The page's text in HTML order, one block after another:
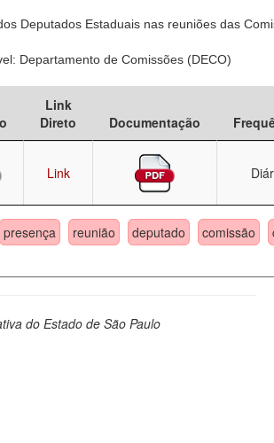
Deputados Estaduais nas reuniões das
Departamento de Comissões (DECO)
Link
Direto
Documentação
Link
presença reunião deputado comissão
do Estado de São Paulo